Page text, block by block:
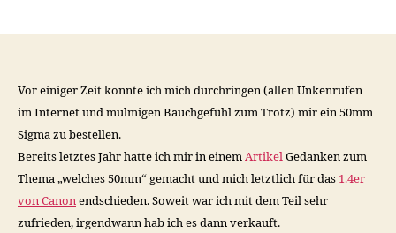
Vor einiger Zeit konnte ich mich durchringen (allen Unkenrufen
im Internet und mulmigen Bauchgefühl zum Trotz) mir ein 50mm
Sigma zu bestellen.
Bereits letztes Jahr hatte ich mir in einemArtikelGedanken zum
Thema „welches 50mm“ gemacht und mich letztlich für das 1.4er
von Canonendschieden. Soweit war ich mit dem Teil sehr
zufrieden, irgendwann hab ich es dann verkauft.